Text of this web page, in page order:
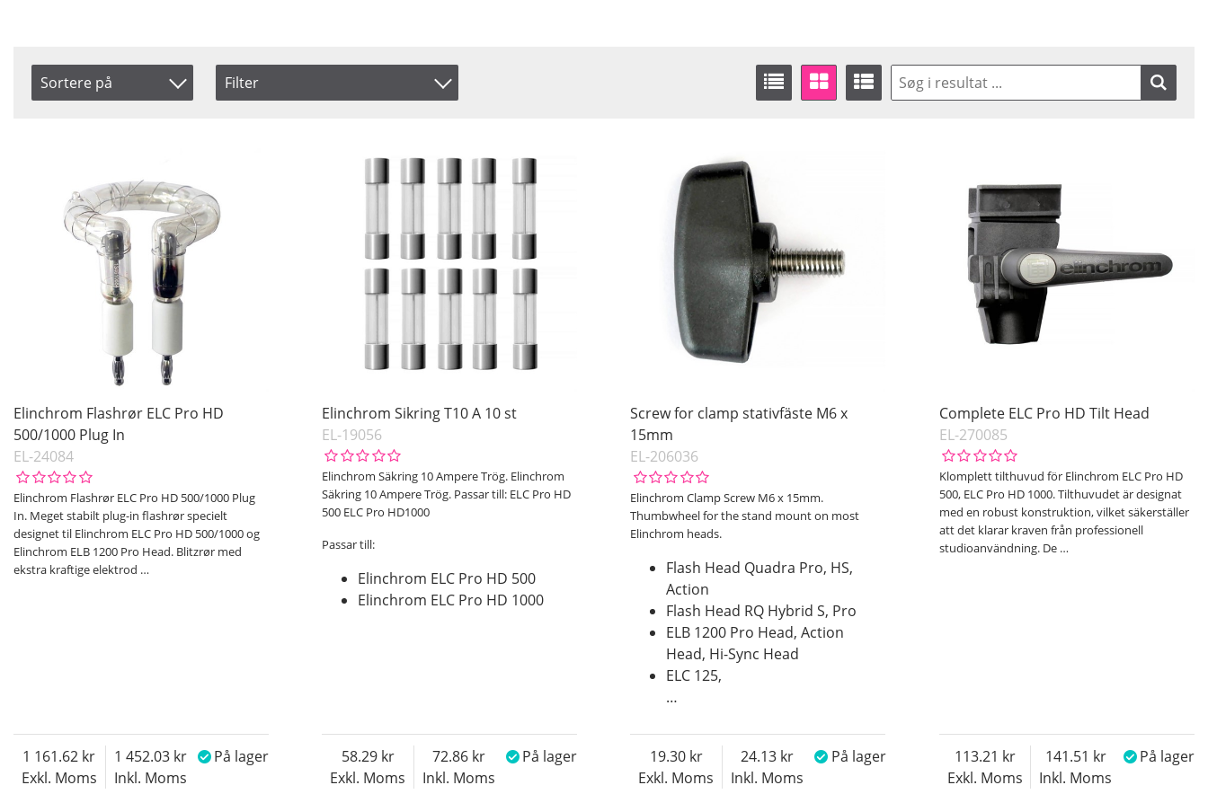
Sortere på
Inkl. Moms
Filter
Elinchrom Flashrør ELC Pro HD
500/1000 Plug In
EL-24084
Elinchrom Flashrør ELC Pro HD 500/1000 Plug
In. Meget stabilt plug-in flashrør specielt
designet til Elinchrom ELC Pro HD 500/1000 og
Elinchrom ELB 1200 Pro Head. Blitzrør med
ekstra kraftige elektrod …
Exkl. Moms
1 161.62
Inkl. Moms
1 452.03 På lager
Elinchrom Sikring T10 A 10 st
EL-19056
Elinchrom Säkring 10 Ampere Trög. Elinchrom
Säkring 10 Ampere Trög. Passar till: ELC Pro HD
500 ELC Pro HD1000
Passar till:
Elinchrom ELC Pro HD 500
Elinchrom ELC Pro HD 1000
Exkl. Moms
58.29
Inkl. Moms
72.86 På lager
Screw for clamp stativfäste M6 x
15mm
EL-206036
Elinchrom Clamp Screw M6 x 15mm.
Thumbwheel for the stand mount on most
Elinchrom heads.
Flash Head Quadra Pro, HS,
Action
Flash Head RQ Hybrid S, Pro
ELB 1200 Pro Head, Action
Head, Hi-Sync Head
ELC 125,
…
Exkl. Moms
19.30
Inkl. Moms
24.13 På lager
Complete ELC Pro HD Tilt Head
EL-270085
Klomplett tilthuvud för Elinchrom ELC Pro HD
500, ELC Pro HD 1000. Tilthuvudet är designat
med en robust konstruktion, vilket säkerställer
att det klarar kraven från professionell
studioanvändning. De …
Exkl. Moms
113.21
Inkl. Moms
141.51 På lager